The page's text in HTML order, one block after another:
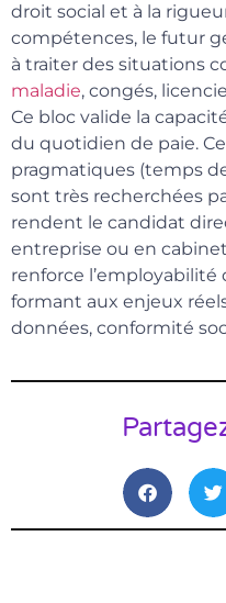
droit social et à la
compétences, le futur
à traiter des situations
maladie, congés,
Ce bloc valide la
du quotidien de paie.
pragmatiques (temps
sont très recherchées
rendent le candidat
entreprise ou en
renforce
formant aux enjeux
données, conformité